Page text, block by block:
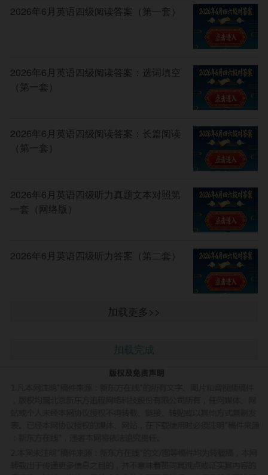
2026年6月英语四级阅读答案（第一套）
2026年6月英语四级阅读答案：选词填空
（第一套）
2026年6月英语四级阅读答案：长篇阅读
（第一套）
2026年6月英语四级听力真题文本对照第
一套（网络版）
2026年6月英语四级听力答案（第二套）
加载更多>>
加载完成